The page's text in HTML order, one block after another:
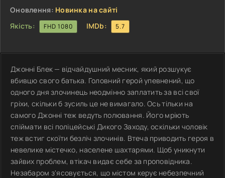
Оновлення: Новинка на сайті
Якість:
FHD 1080 IMDb: 5.7
Джонні Блек — відчайдушний месник, який розшукує
вбивцю свого батька. Головний герой упевнений, що
одного дня злочинець неодмінно заплатить за всі свої
гріхи, скільки б зусиль це не вимагало. Ось тільки на
самого Джонні теж ведуть полювання. Його мріють
спіймати всі поліцейські Дикого Заходу, оскільки чоловік
теж встиг скоїти безліч злочинів. Втеча приводить героя в
невелике містечко, населене шахтарями. Щоб уникнути
зайвих проблем, втікач видає себе за проповідника.
Незабаром з'ясовується, що містом керує небезпечний